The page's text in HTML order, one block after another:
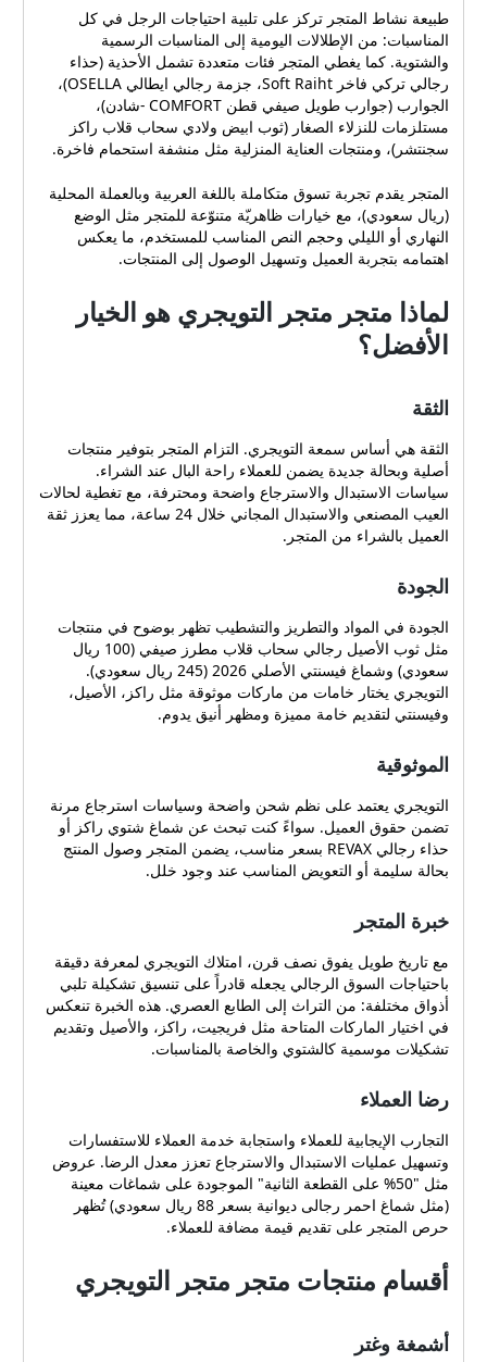
طبيعة نشاط المتجر تركز على تلبية احتياجات الرجل في كل
المناسبات: من الإطلالات اليومية إلى المناسبات الرسمية
والشتوية. كما يغطي المتجر فئات متعددة تشمل الأحذية (حذاء
رجالي تركي فاخر Soft Raiht، جزمة رجالي ايطالي OSELLA)،
الجوارب (جوارب طويل صيفي قطن COMFORT -شادن)،
مستلزمات للنزلاء الصغار (ثوب ابيض ولادي سحاب قلاب راكز
سجنتشر)، ومنتجات العناية المنزلية مثل منشفة استحمام فاخرة.
المتجر يقدم تجربة تسوق متكاملة باللغة العربية وبالعملة المحلية
(ريال سعودي)، مع خيارات ظاهريّة متنوّعة للمتجر مثل الوضع
النهاري أو الليلي وحجم النص المناسب للمستخدم، ما يعكس
اهتمامه بتجربة العميل وتسهيل الوصول إلى المنتجات.
لماذا متجر متجر التويجري هو الخيار
الأفضل؟
الثقة
الثقة هي أساس سمعة التويجري. التزام المتجر بتوفير منتجات
أصلية وبحالة جديدة يضمن للعملاء راحة البال عند الشراء.
سياسات الاستبدال والاسترجاع واضحة ومحترفة، مع تغطية لحالات
العيب المصنعي والاستبدال المجاني خلال 24 ساعة، مما يعزز ثقة
العميل بالشراء من المتجر.
الجودة
الجودة في المواد والتطريز والتشطيب تظهر بوضوح في منتجات
مثل ثوب الأصيل رجالي سحاب قلاب مطرز صيفي (100 ريال
سعودي) وشماغ فيسنتي الأصلي 2026 (245 ريال سعودي).
التويجري يختار خامات من ماركات موثوقة مثل راكز، الأصيل،
وفيسنتي لتقديم خامة مميزة ومظهر أنيق يدوم.
الموثوقية
التويجري يعتمد على نظم شحن واضحة وسياسات استرجاع مرنة
تضمن حقوق العميل. سواءً كنت تبحث عن شماغ شتوي راكز أو
حذاء رجالي REVAX بسعر مناسب، يضمن المتجر وصول المنتج
بحالة سليمة أو التعويض المناسب عند وجود خلل.
خبرة المتجر
مع تاريخ طويل يفوق نصف قرن، امتلاك التويجري لمعرفة دقيقة
باحتياجات السوق الرجالي يجعله قادراً على تنسيق تشكيلة تلبي
أذواق مختلفة: من التراث إلى الطابع العصري. هذه الخبرة تنعكس
في اختيار الماركات المتاحة مثل فريجيت، راكز، والأصيل وتقديم
تشكيلات موسمية كالشتوي والخاصة بالمناسبات.
رضا العملاء
التجارب الإيجابية للعملاء واستجابة خدمة العملاء للاستفسارات
وتسهيل عمليات الاستبدال والاسترجاع تعزز معدل الرضا. عروض
مثل "50% على القطعة الثانية" الموجودة على شماغات معينة
(مثل شماغ احمر رجالى ديوانية بسعر 88 ريال سعودي) تُظهر
حرص المتجر على تقديم قيمة مضافة للعملاء.
أقسام منتجات متجر متجر التويجري
أشمغة وغتر